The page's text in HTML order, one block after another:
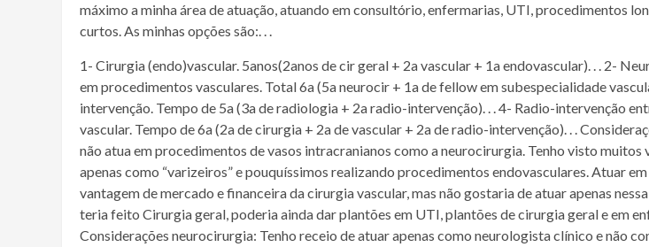
máximo a minha área de atuação, atuando em consultório, enfermarias, UTI, procedimentos
curtos. As minhas opções são:. . .
1- Cirurgia (endo)vascular. 5anos(2anos de cir geral + 2a vascular + 1a endovascular). . . 2-
em procedimentos vasculares. Total 6a (5a neurocir + 1a de fellow em subespecialidade
intervenção. Tempo de 5a (3a de radiologia + 2a radio-intervenção). . . 4- Radio-intervenção
vascular. Tempo de 6a (2a de cirurgia + 2a de vascular + 2a de radio-intervenção). . .
não atua em procedimentos de vasos intracranianos como a neurocirurgia. Tenho visto muitos
apenas como “varizeiros” e pouquíssimos realizando procedimentos endovasculares. Atuar
vantagem de mercado e financeira da cirurgia vascular, mas não gostaria de atuar apenas
teria feito Cirurgia geral, poderia ainda dar plantões em UTI, plantões de cirurgia geral e em
Considerações neurocirurgia: Tenho receio de atuar apenas como neurologista clínico e não